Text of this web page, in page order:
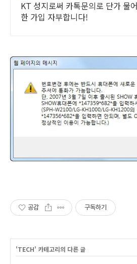
KT 성지로써 카톡문의로 단가 물어보고 밀당없이 깔끔
한 가입 자부합니다!
공감 구독하기
'TECH' 카테고리의 다른 글